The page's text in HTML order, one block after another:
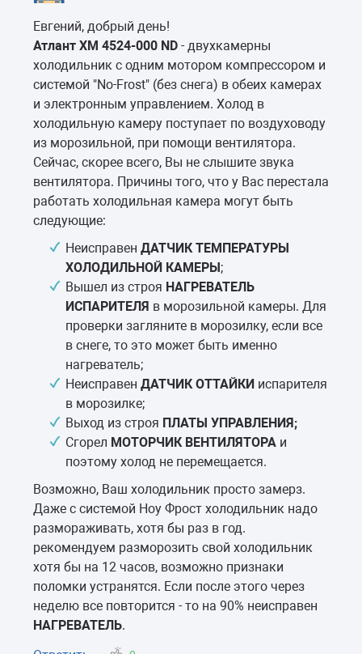
Евгений, добрый день!
Атлант ХМ 4524-000 ND - двухкамерны
холодильник с одним мотором компрессором и
системой "No-Frost" (без снега) в обеих камерах
и электронным управлением. Холод в
холодильную камеру поступает по воздуховоду
из морозильной, при помощи вентилятора.
Сейчас, скорее всего, Вы не слышите звука
вентилятора. Причины того, что у Вас перестала
работать холодильная камера могут быть
следующие:
Неисправен ДАТЧИК ТЕМПЕРАТУРЫ
ХОЛОДИЛЬНОЙ КАМЕРЫ;
Вышел из строя НАГРЕВАТЕЛЬ
ИСПАРИТЕЛЯ в морозильной камеры. Для
проверки загляните в морозилку, если все
в снеге, то это может быть именно
нагреватель;
Неисправен ДАТЧИК ОТТАЙКИ испарителя
в морозилке;
Выход из строя ПЛАТЫ УПРАВЛЕНИЯ;
Сгорел МОТОРЧИК ВЕНТИЛЯТОРА и
поэтому холод не перемещается.
Возможно, Ваш холодильник просто замерз.
Даже с системой Ноу Фрост холодильник надо
размораживать, хотя бы раз в год.
рекомендуем разморозить свой холодильник
хотя бы на 12 часов, возможно признаки
поломки устранятся. Если после этого через
неделю все повторится - то на 90% неисправен
НАГРЕВАТЕЛЬ.